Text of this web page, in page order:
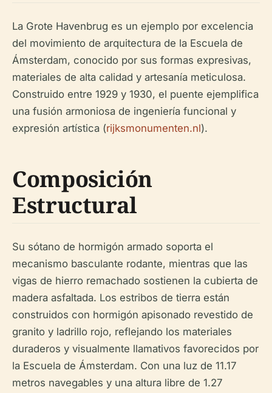
La Grote Havenbrug es un ejemplo por excelencia
del movimiento de arquitectura de la Escuela de
Ámsterdam, conocido por sus formas expresivas,
materiales de alta calidad y artesanía meticulosa.
Construido entre 1929 y 1930, el puente ejemplifica
una fusión armoniosa de ingeniería funcional y
expresión artística (rijksmonumenten.nl).
Composición
Estructural
Su sótano de hormigón armado soporta el
mecanismo basculante rodante, mientras que las
vigas de hierro remachado sostienen la cubierta de
madera asfaltada. Los estribos de tierra están
construidos con hormigón apisonado revestido de
granito y ladrillo rojo, reflejando los materiales
duraderos y visualmente llamativos favorecidos por
la Escuela de Ámsterdam. Con una luz de 11.17
metros navegables y una altura libre de 1.27